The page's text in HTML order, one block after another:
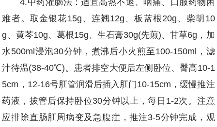
4.中药灌肠法：适宜高热不退、咽痛、口服药物困
难者。取金银花15g、连翘12g、板蓝根20g、柴胡10
g、黄芩10g、葛根15g、生石膏30g(先煎)、甘草6g，加
水500ml浸泡30分钟，煮沸后小火煎至100-150ml，滤
汁待温(38-40℃)。患者排空大便后左侧卧位、臀高10-1
5cm，12-16号肛管润滑后插入肛门10-15cm，缓慢推注
药液，拔管后保持卧位30分钟以上，每日1-2次。注意
应排除直肠肛周病变及急腹症，推注3-5分钟完成，观